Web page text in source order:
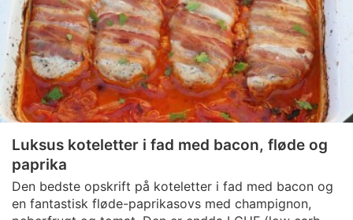
Luksus koteletter i fad med bacon, fløde og
paprika
Den bedste opskrift på koteletter i fad med bacon og
en fantastisk fløde-paprikasovs med champignon,